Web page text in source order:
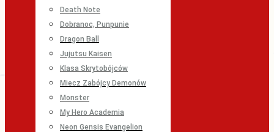
Death Note
Dobranoc, Punpunie
Dragon Ball
Jujutsu Kaisen
Klasa Skrytobójców
Miecz Zabójcy Demonów
Monster
My Hero Academia
Neon Gensis Evangelion